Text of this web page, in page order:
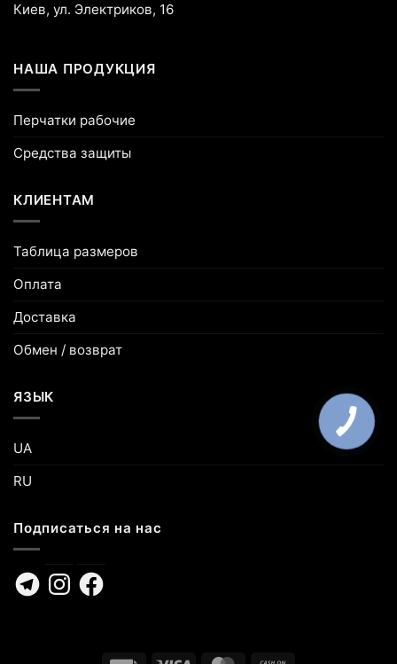
Киев, ул. Электриков, 16
НАША ПРОДУКЦИЯ
Перчатки рабочие
Средства защиты
КЛИЕНТАМ
Таблица размеров
Оплата
Доставка
Обмен / возврат
ЯЗЫК
UA
RU
Подписаться на нас
TelegramInstagramFacebook